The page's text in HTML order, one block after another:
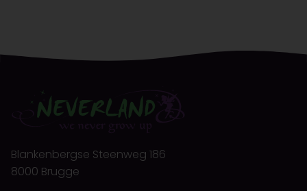
Blankenbergse Steenweg 186
8000 Brugge